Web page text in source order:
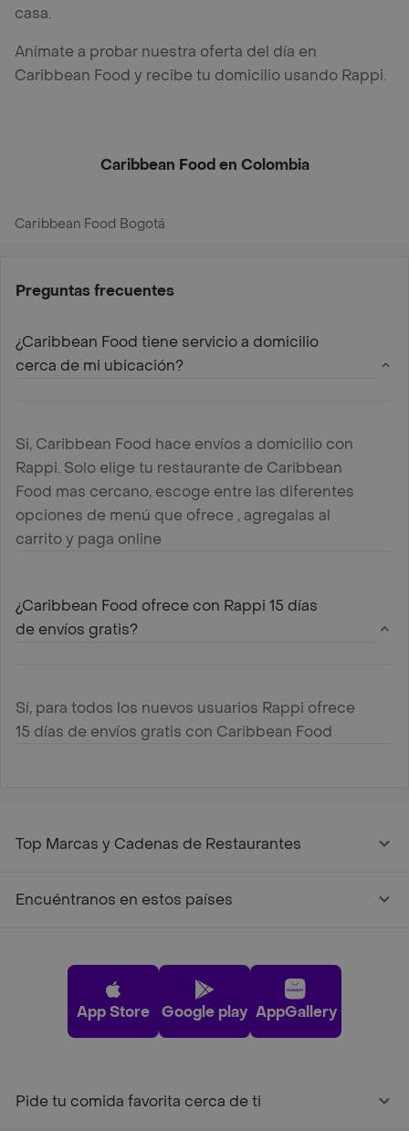
casa.
Anímate a probar nuestra oferta del día en
Caribbean Food y recibe tu domicilio usando Rappi.
Caribbean Food en Colombia
Caribbean Food Bogotá
Preguntas frecuentes
¿Caribbean Food tiene servicio a domicilio
cerca de mi ubicación?
Si, Caribbean Food hace envíos a domicilio con
Rappi. Solo elige tu restaurante de Caribbean
Food mas cercano, escoge entre las diferentes
opciones de menú que ofrece , agregalas al
carrito y paga online
¿Caribbean Food ofrece con Rappi 15 días
de envíos gratis?
Sí, para todos los nuevos usuarios Rappi ofrece
15 días de envíos gratis con Caribbean Food
Top Marcas y Cadenas de Restaurantes
Encuéntranos en estos países
App Store Google play AppGallery
Pide tu comida favorita cerca de ti